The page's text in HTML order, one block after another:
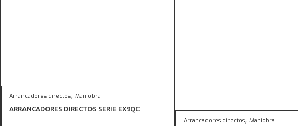
Arrancadores directos, Maniobra
ARRANCADORES DIRECTOS SERIE EX9QC
Arrancadores directos, Maniobra